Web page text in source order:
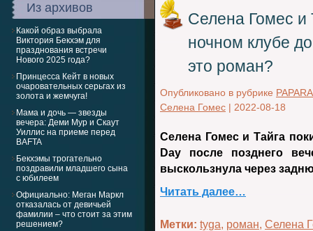
Из архивов
Какой образ выбрала
Виктория Бекхэм для
празднования встречи
Нового 2025 года?
Принцесса Кейт в новых
очаровательных серьгах из
золота и жемчуга!
Мама и дочь — звезды
вечера: Деми Мур и Скаут
Уиллис на приеме перед
BAFTA
Бекхэмы трогательно
поздравили младшего сына
с юбилеем
Официально: Меган Маркл
отказалась от девичьей
фамилии – что стоит за этим
решением?
Селена Гомес и
ночном клубе
это роман?
Опубликовано в рубрике
Селена Гомес | 2022-08-18
Селена Гомес и Тайга
Day после позднего
выскользнула через
Читать далее…
Метки: tyga, роман, Селена